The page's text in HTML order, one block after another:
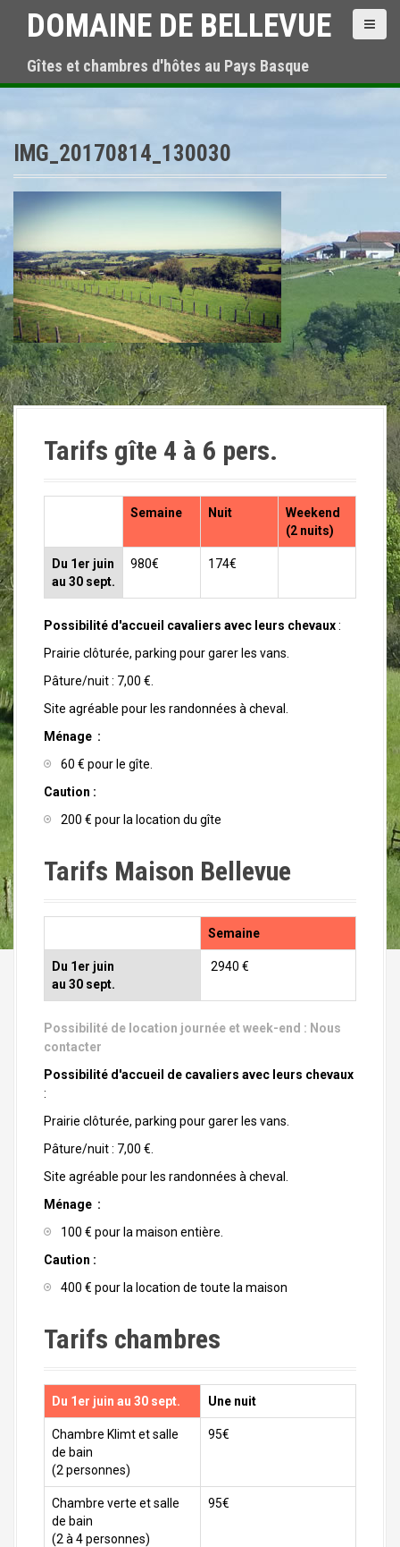
r
n
r
i
n
c
i
p
a
l
DOMAINE DE BELLEVUE
Gîtes et chambres d'hôtes au Pays Basque
IMG_20170814_130030
Tarifs gîte 4 à 6 pers.
Semaine Nuit
Weekend
(2 nuits)
Du 1er juin
au 30 sept.
980€ 174€
Possibilité d'accueil cavaliers avec leurs chevaux:
Prairie clôturée, parking pour garer les vans.
Pâture/nuit : 7,00 €.
Site agréable pour les randonnées à cheval.
Ménage :
60 € pour le gîte.
Caution :
200 € pour la location du gîte
Tarifs Maison Bellevue
Semaine
Du 1er juin
au 30 sept.
2940 €
Possibilité de location journée et week-end : Nous
contacter
Possibilité d'accueil de cavaliers avec leurs chevaux
:
Prairie clôturée, parking pour garer les vans.
Pâture/nuit : 7,00 €.
Site agréable pour les randonnées à cheval.
Ménage :
100 € pour la maison entière.
Caution :
400 € pour la location de toute la maison
Tarifs chambres
Du 1er juin au 30 sept. Une nuit
Chambre Klimt et salle
de bain
(2 personnes)
95€
Chambre verte et salle
de bain
(2 à 4 personnes)
95€